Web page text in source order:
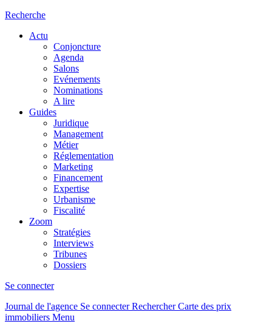
Recherche
Actu
Conjoncture
Agenda
Salons
Evénements
Nominations
A lire
Guides
Juridique
Management
Métier
Réglementation
Marketing
Financement
Expertise
Urbanisme
Fiscalité
Zoom
Stratégies
Interviews
Tribunes
Dossiers
Se connecter
Journal de l'agence Se connecterRechercher Carte des prix
immobiliers Menu